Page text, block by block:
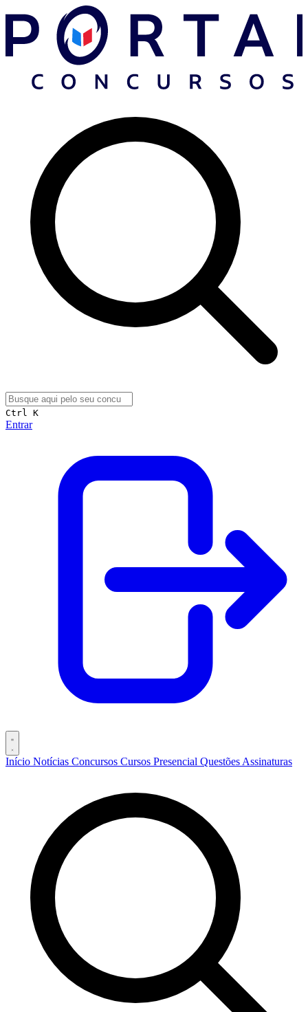
Ctrl K
Entrar
Início Notícias Concursos Cursos Presencial Questões Assinaturas